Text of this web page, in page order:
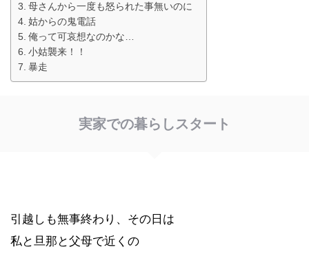
母さんから一度も怒られた事無いのに
姑からの鬼電話
俺って可哀想なのかな…
小姑襲来！！
暴走
実家での暮らしスタート
引越しも無事終わり、その日は
私と旦那と父母で近くの